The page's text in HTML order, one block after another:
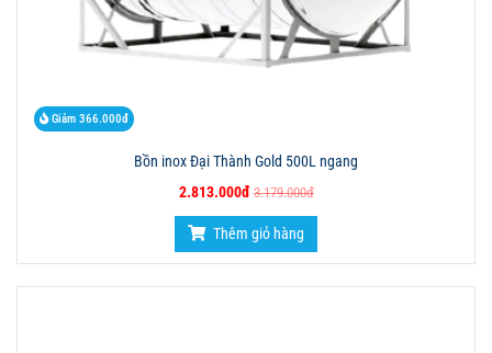
Giảm 366.000đ
Bồn inox Đại Thành Gold 500L ngang
2.813.000đ 3.179.000đ
Thêm giỏ hàng